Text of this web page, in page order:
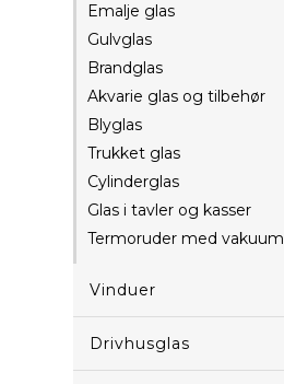
Emalje glas
Gulvglas
Brandglas
Akvarie glas og tilbehør
Blyglas
Trukket glas
Cylinderglas
Glas i tavler og kasser
Termoruder med vakuum
Vinduer
Drivhusglas